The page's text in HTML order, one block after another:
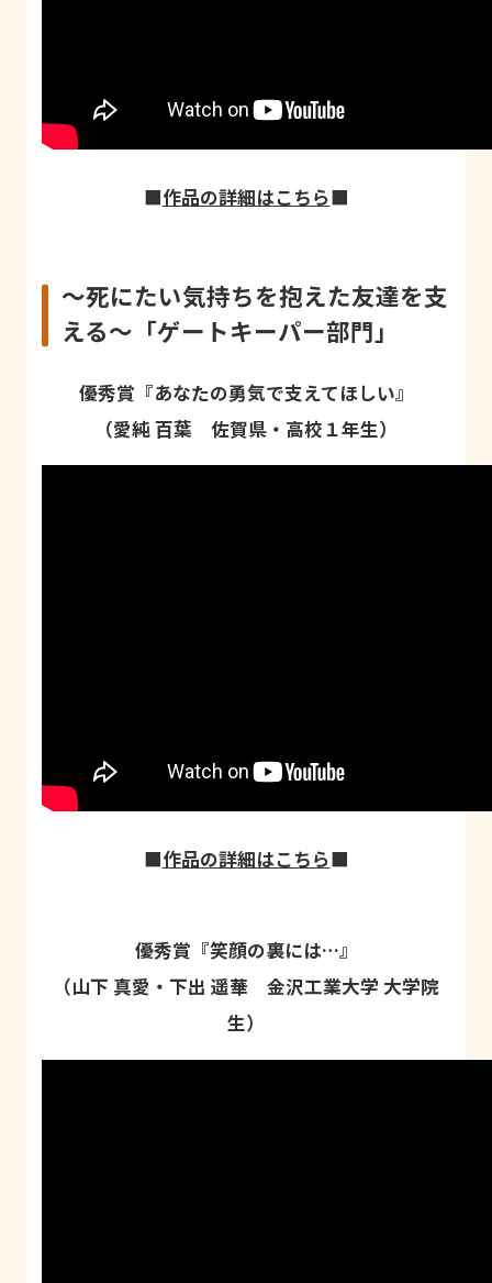
■作品の詳細はこちら■
〜死にたい気持ちを抱えた友達を支
える〜「ゲートキーパー部門」
優秀賞『あなたの勇気で支えてほしい』
（愛純 百葉 佐賀県・高校１年生）
■作品の詳細はこちら■
優秀賞『笑顔の裏には…』
（山下 真愛・下出 遥華 金沢工業大学 大学院
生）